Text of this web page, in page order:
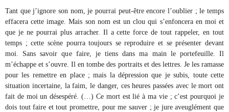
Tant que j’ignore son nom, je pourrai peut-être encore l’oublier ; le temps
effacera cette image. Mais son nom est un clou qui s’enfoncera en moi et
que je ne pourrai plus arracher. Il a cette force de tout rappeler, en tout
temps ; cette scène pourra toujours se reproduire et se présenter devant
moi. Sans savoir que faire, je tiens dans ma main le portefeuille. Il
m’échappe et s’ouvre. Il en tombe des portraits et des lettres. Je les ramasse
pour les remettre en place ; mais la dépression que je subis, toute cette
situation incertaine, la faim, le danger, ces heures passées avec le mort ont
fait de moi un désespéré. (…) Ce mort est lié à ma vie ; c’est pourquoi je
dois tout faire et tout promettre, pour me sauver ; je jure aveuglément que